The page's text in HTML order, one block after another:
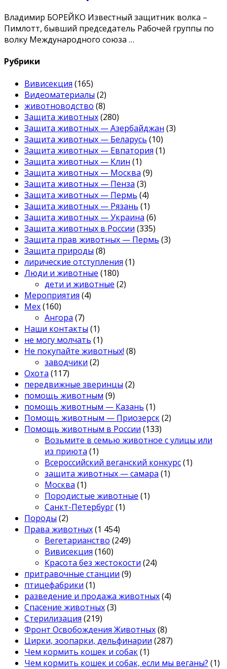
Владимир БОРЕЙКО Известный защитник волка –
Пимлотт, бывший председатель Рабочей группы по
волку Международного союза …
Рубрики
Вивисекция (165)
Видеоматериалы (2)
животноводство (8)
Защита животных(280)
Защита животных — Азербайджан (3)
Защита животных — Беларусь (10)
Защита животных — Евпатория (1)
Защита животных — Клин (1)
Защита животных — Москва (9)
Защита животных — Пенза (3)
Защита животных — Пермь (4)
Защита животных — Рязань (1)
Защита животных — Украина (6)
Защита животных в России (335)
Защита прав животных — Пермь (3)
Защита природы (8)
лирические отступления (1)
Люди и животные (180)
дети и животные (2)
Мероприятия (4)
Мех(160)
Ангора (7)
Наши контакты (1)
не могу молчать (1)
Не покупайте животных! (8)
заводчики (2)
Охота (117)
передвижные зверинцы (2)
помощь животным (9)
помощь животным — Казань (1)
Помощь животным — Приозерск(2)
Помощь животным в России (133)
Возьмите в семью животное с улицы или
из приюта (1)
Всероссийский веганский конкурс(1)
защита животных — самара (1)
Москва (1)
Породистые животные (1)
Санкт-Петербург(1)
Породы (2)
Права животных(1 454)
Вегетарианство (249)
Вивисекция (160)
Красота без жестокости (24)
притравочные станции (9)
птицефабрики (1)
разведение и продажа животных(4)
Спасение животных(3)
Стерилизация (219)
Фронт Освобождения Животных(8)
Цирки, зоопарки, дельфинарии (287)
Чем кормить кошек и собак(1)
Чем кормить кошек и собак, если мы веганы? (1)